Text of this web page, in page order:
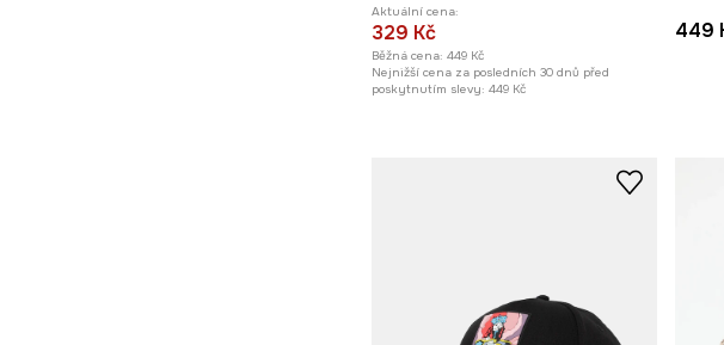
Aktuální cena:
329 Kč
Běžná cena: 449 Kč
Nejnižší cena za posledních 30 dnů před
poskytnutím slevy: 449 Kč
449